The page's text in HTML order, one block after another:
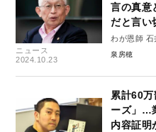
ニュース
2024.10.23
言の真意
だと言い
わが恩師
泉房穂
累計60万
ーズ」…
内容証明